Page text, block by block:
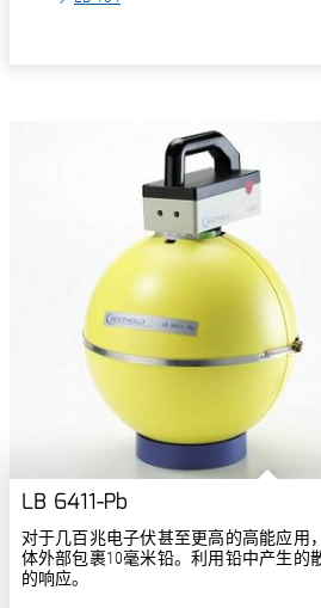
LB 6411-Pb
对于几百兆电子伏甚至更高的高能应用
体外部包裹10毫米铅。利用铅中产生的
的响应。